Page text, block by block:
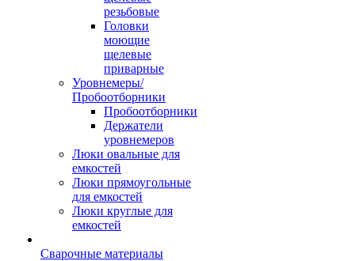
резьбовые
Головки
моющие
щелевые
приварные
Уровнемеры/
Пробоотборники
Пробоотборники
Держатели
уровнемеров
Люки овальные для
емкостей
Люки прямоугольные
для емкостей
Люки круглые для
емкостей
Сварочные материалы